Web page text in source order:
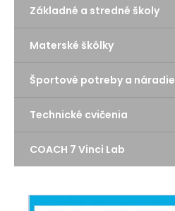
Základné a stredné školy
Materské škôlky
Športové potreby a náradie
Technické cvičenia
COACH 7 Vinci Lab